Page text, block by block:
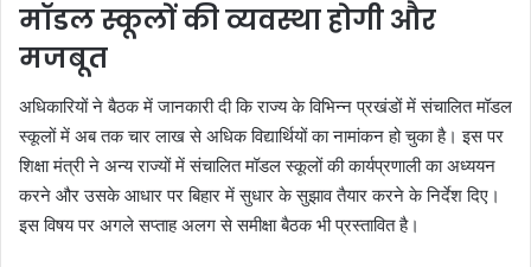
मॉडल स्कूलों की व्यवस्था होगी और
मजबूत
अधिकारियों ने बैठक में जानकारी दी कि राज्य के विभिन्न प्रखंडों में संचालित मॉडल
स्कूलों में अब तक चार लाख से अधिक विद्यार्थियों का नामांकन हो चुका है। इस पर
शिक्षा मंत्री ने अन्य राज्यों में संचालित मॉडल स्कूलों की कार्यप्रणाली का अध्ययन
करने और उसके आधार पर बिहार में सुधार के सुझाव तैयार करने के निर्देश दिए।
इस विषय पर अगले सप्ताह अलग से समीक्षा बैठक भी प्रस्तावित है।